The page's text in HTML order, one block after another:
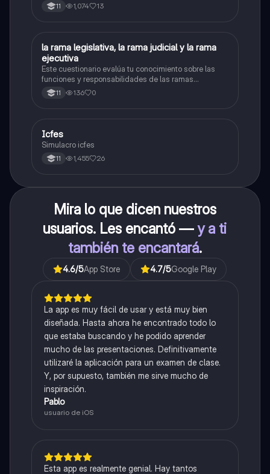
11 1,074 13
LSociales/Historia
la rama legislativa, la rama judicial y la rama
ejecutiva
Este cuestionario evalúa tu conocimiento sobre las
funciones y responsabilidades de las ramas
legislativa, judicial y ejecutiva.
11 136 0
ICFES: Sociales y Ciudadanas
Icfes
Simulacro icfes
11 1,455 26
Mira lo que dicen nuestros
usuarios. Les encantó —y a ti
también te encantará.
4.6/5App Store 4.7/5Google Play
La app es muy fácil de usar y está muy bien
diseñada. Hasta ahora he encontrado todo lo
que estaba buscando y he podido aprender
mucho de las presentaciones. Definitivamente
utilizaré la aplicación para un examen de clase.
Y, por supuesto, también me sirve mucho de
inspiración.
Pablo
usuario de iOS
Esta app es realmente genial. Hay tantos